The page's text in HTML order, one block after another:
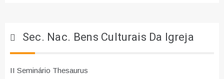
Sec. Nac. Bens Culturais Da Igreja
II Seminário Thesaurus